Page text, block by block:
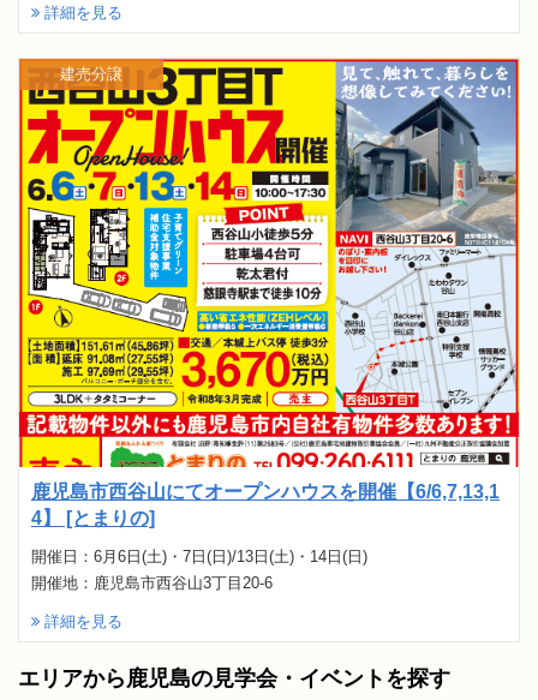
詳細を見る
鹿児島市西谷山にてオープンハウスを開催【6/6,7,13,1
4】 [とまりの]
開催日：6月6日(土)・7日(日)/13日(土)・14日(日)
開催地：鹿児島市西谷山3丁目20-6
詳細を見る
建売分譲
エリアから鹿児島の見学会・イベントを探す